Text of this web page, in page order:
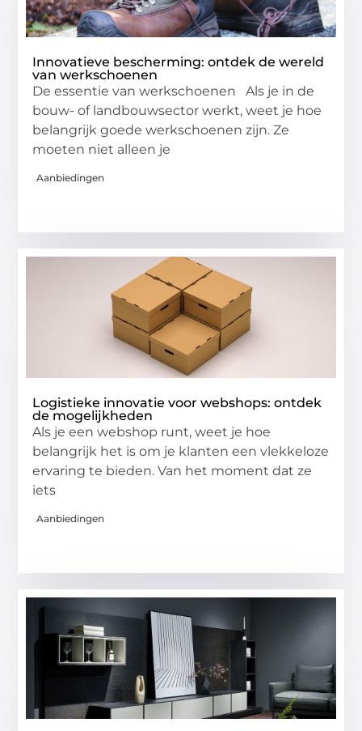
Innovatieve bescherming: ontdek de wereld
van werkschoenen
De essentie van werkschoenen Als je in de
bouw- of landbouwsector werkt, weet je hoe
belangrijk goede werkschoenen zijn. Ze
moeten niet alleen je
Aanbiedingen
Logistieke innovatie voor webshops: ontdek
de mogelijkheden
Als je een webshop runt, weet je hoe
belangrijk het is om je klanten een vlekkeloze
ervaring te bieden. Van het moment dat ze
iets
Aanbiedingen